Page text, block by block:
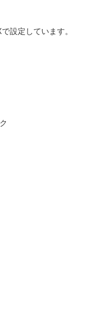
設定しています。